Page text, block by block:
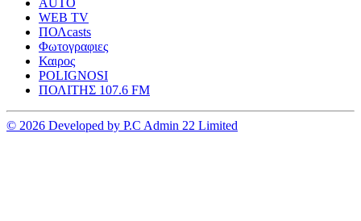
AUTO
WEB TV
ΠΟΛcasts
Φωτογραφιες
Καιρος
POLIGNOSI
ΠΟΛΙΤΗΣ 107.6 FM
© 2026 Developed by P.C Admin 22 Limited